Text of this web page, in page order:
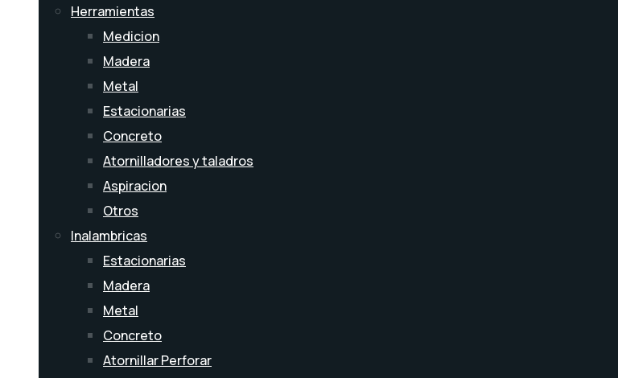
Herramientas
Medicion
Madera
Metal
Estacionarias
Concreto
Atornilladores y taladros
Aspiracion
Otros
Inalambricas
Estacionarias
Madera
Metal
Concreto
Atornillar Perforar